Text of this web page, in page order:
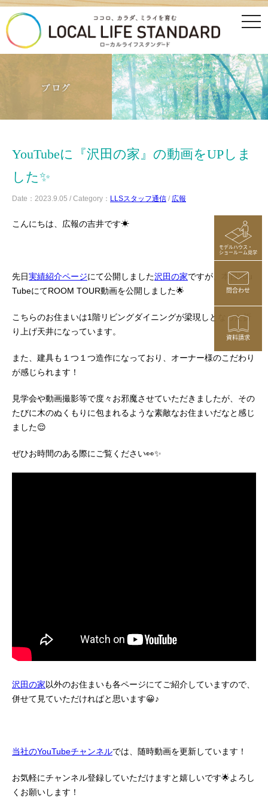
モデルハウス・
ショールーム見学
問合わせ
資料請求
YouTubeに『沢田の家』の動画をUPしま
した✨
Date：2023.9.05 / Category： LLSスタッフ通信 / 広報
こんにちは、広報の吉井です☀
先日実績紹介ページにて公開しました沢田の家ですが、本日You
TubeにてROOM TOUR動画を公開しました🌟
こちらのお住まいは1階リビングダイニングが梁現しとなった折
り上げ天井になっています。
また、建具も１つ１つ造作になっており、オーナー様のこだわり
が感じられます！
見学会や動画撮影等で度々お邪魔させていただきましたが、その
たびに木のぬくもりに包まれるような素敵なお住まいだなと感じ
ました😌
ぜひお時間のある際にご覧ください👀✨
沢田の家以外のお住まいも各ページにてご紹介していますので、
併せて見ていただければと思います😀♪
当社のYouTubeチャンネルでは、随時動画を更新しています！
お気軽にチャンネル登録していただけますと嬉しいです🌟よろし
くお願いします！